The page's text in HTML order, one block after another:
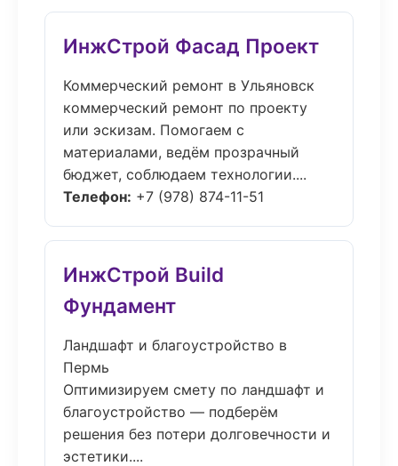
ИнжСтрой Фасад Проект
Коммерческий ремонт в Ульяновск
коммерческий ремонт по проекту
или эскизам. Помогаем с
материалами, ведём прозрачный
бюджет, соблюдаем технологии....
Телефон: +7 (978) 874-11-51
ИнжСтрой Build
Фундамент
Ландшафт и благоустройство в
Пермь
Оптимизируем смету по ландшафт и
благоустройство — подберём
решения без потери долговечности и
эстетики....